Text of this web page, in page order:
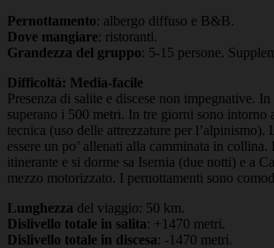
Pernottamento: albergo diffuso e B&B.
Dove mangiare: ristoranti.
Grandezza del gruppo: 5-15 persone.
Difficoltà: Media-facile
Presenza di salite e discese non impegnative.
superano i 500 metri. In tre giorni sono
tecnica (uso delle attrezzature per l’alpinismo).
essere un po’ allenati alla camminata in
itinerante e si dorme sa Isernia (due notti) e a
mezzo motorizzato. I pernottamenti sono
Lunghezza del viaggio: 50 km.
Dislivello totale in salita: +1470 metri.
Dislivello totale in discesa: -1470 metri.